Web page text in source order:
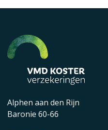
Alphen aan den Rijn
Baronie 60-66